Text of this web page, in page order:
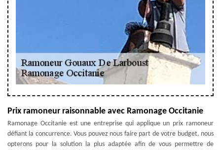
Prix ramoneur raisonnable avec Ramonage Occitanie
Ramonage Occitanie est une entreprise qui applique un prix ramoneur
défiant la concurrence. Vous pouvez nous faire part de votre budget, nous
opterons pour la solution la plus adaptée afin de vous permettre de